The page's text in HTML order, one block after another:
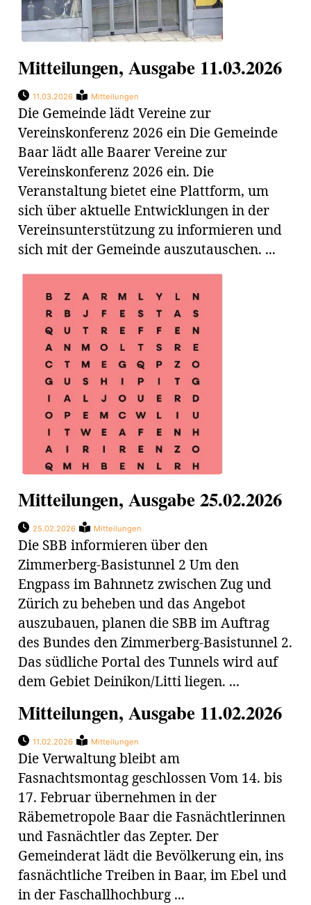
Mitteilungen, Ausgabe 11.03.2026
11.03.2026 Mitteilungen
Die Gemeinde lädt Vereine zur
Vereinskonferenz 2026 ein Die Gemeinde
Baar lädt alle Baarer Vereine zur
Vereinskonferenz 2026 ein. Die
Veranstaltung bietet eine Plattform, um
sich über aktuelle Entwicklungen in der
Vereinsunterstützung zu informieren und
sich mit der Gemeinde auszutauschen. ...
Mitteilungen, Ausgabe 25.02.2026
25.02.2026 Mitteilungen
Die SBB informieren über den
Zimmerberg-Basistunnel 2 Um den
Engpass im Bahnnetz zwischen Zug und
Zürich zu beheben und das Angebot
auszubauen, planen die SBB im Auftrag
des Bundes den Zimmerberg-Basistunnel 2.
Das südliche Portal des Tunnels wird auf
dem Gebiet Deinikon/Litti liegen. ...
Mitteilungen, Ausgabe 11.02.2026
11.02.2026 Mitteilungen
Die Verwaltung bleibt am
Fasnachtsmontag geschlossen Vom 14. bis
17. Februar übernehmen in der
Räbemetropole Baar die Fasnächtlerinnen
und Fasnächtler das Zepter. Der
Gemeinderat lädt die Bevölkerung ein, ins
fasnächtliche Treiben in Baar, im Ebel und
in der Faschallhochburg ...